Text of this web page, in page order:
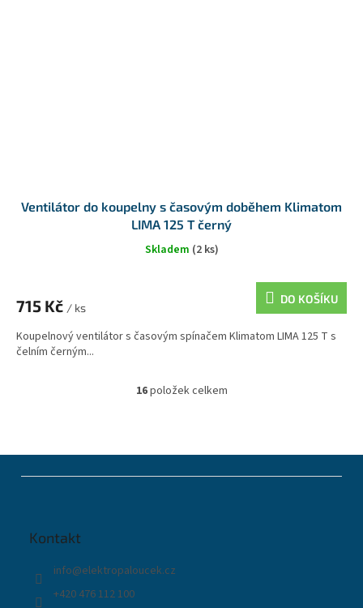
Ventilátor do koupelny s časovým doběhem Klimatom
LIMA 125 T černý
Skladem (2 ks)
715 Kč / ks
DO KOŠÍKU
Koupelnový ventilátor s časovým spínačem Klimatom LIMA 125 T s
čelním černým...
O
d
a
16položek celkem
Kontakt
info@elektropaloucek.cz
+420 476 112 100